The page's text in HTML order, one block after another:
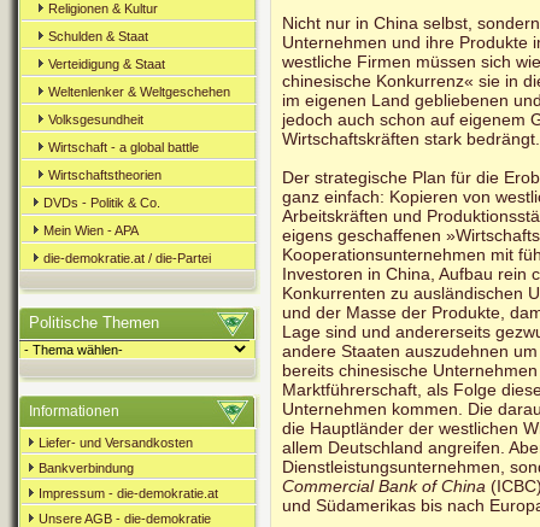
Religionen & Kultur
Schulden & Staat
Verteidigung & Staat
Weltenlenker & Weltgeschehen
Volksgesundheit
Wirtschaft - a global battle
Wirtschaftstheorien
DVDs - Politik & Co.
Mein Wien - APA
die-demokratie.at / die-Partei
Politische Themen
Informationen
Liefer- und Versandkosten
Bankverbindung
Impressum - die-demokratie.at
Unsere AGB - die-demokratie
Nicht nur in China selbst,
Unternehmen und ihre Produkte
westliche Firmen müssen sich
chinesische Konkurrenz« sie in
im eigenen Land gebliebenen
jedoch auch schon auf eigenem
Wirtschaftskräften stark bedrängt.
Der strategische Plan für die
ganz einfach: Kopieren von
Arbeitskräften und
eigens geschaffenen
Kooperationsunternehmen mit
Investoren in China, Aufbau rein
Konkurrenten zu ausländischen
und der Masse der Produkte,
Lage sind und andererseits
andere Staaten auszudehnen
bereits chinesische
Marktführerschaft, als Folge
Unternehmen kommen. Die
die Hauptländer der westlichen
allem Deutschland angreifen.
Dienstleistungsunternehmen,
Commercial Bank of China
und Südamerikas bis nach